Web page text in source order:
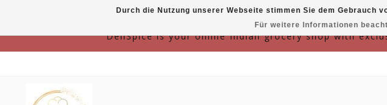
DeliSpice is your online Indian grocery shop with
Durch die Nutzung unserer Webseite stimmen Sie dem Gebrauch
Für weitere Informationen